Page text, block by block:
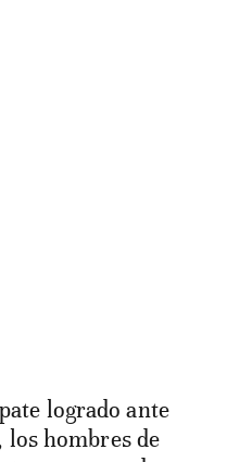
logrado ante
los hombres de